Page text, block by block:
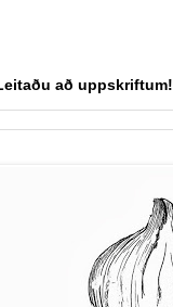
að uppskriftum!